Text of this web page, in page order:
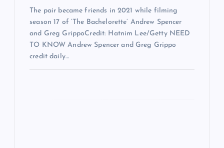
The pair became friends in 2021 while filming
season 17 of ‘The Bachelorette’ Andrew Spencer
and Greg GrippoCredit: Hatnim Lee/Getty NEED
TO KNOW Andrew Spencer and Greg Grippo
credit daily…